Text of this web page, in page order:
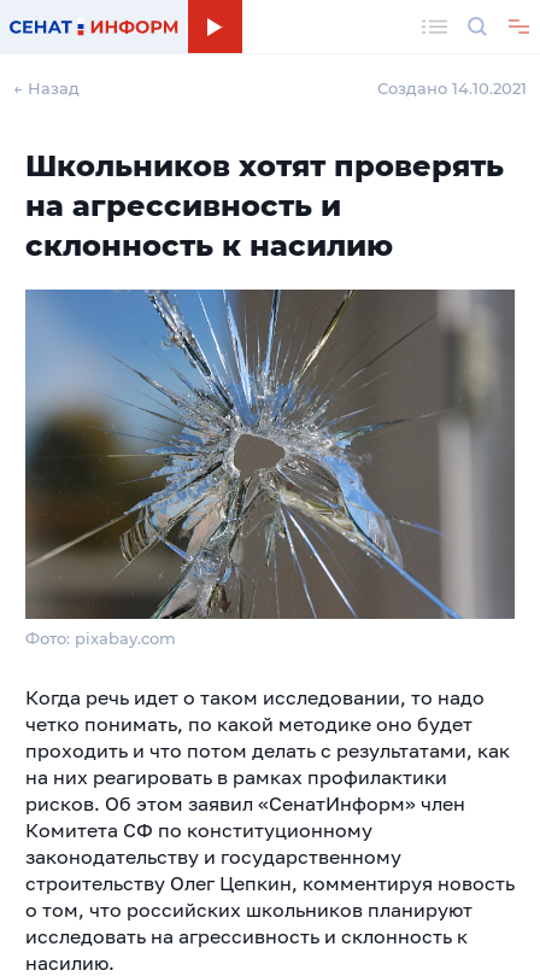
← Назад Создано 14.10.2021
Школьников хотят проверять
на агрессивность и
склонность к насилию
Фото: pixabay.com
Когда речь идет о таком исследовании, то надо
четко понимать, по какой методике оно будет
проходить и что потом делать с результатами, как
на них реагировать в рамках профилактики
рисков. Об этом заявил «СенатИнформ» член
Комитета СФ по конституционному
законодательству и государственному
строительству Олег Цепкин, комментируя новость
о том, что российских школьников планируют
исследовать на агрессивность и склонность к
насилию.